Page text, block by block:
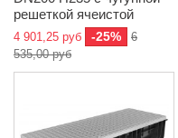
решеткой ячеистой
4 901,25 руб -25%
6
535,00 руб